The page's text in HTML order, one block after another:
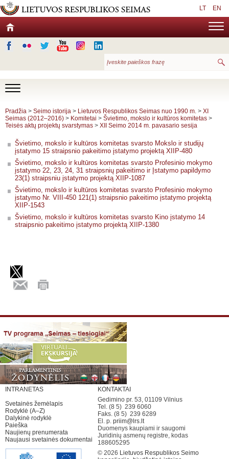
LT EN
Pradžia > Seimo istorija > Lietuvos Respublikos Seimas nuo 1990 m. > XI
Seimas (2012–2016) > Komitetai > Švietimo, mokslo ir kultūros komitetas >
Teisės aktų projektų svarstymas > XII Seimo 2014 m. pavasario sesija
Švietimo, mokslo ir kultūros komitetas svarsto Mokslo ir studijų
įstatymo 15 straipsnio pakeitimo įstatymo projektą XIIP-480
Švietimo, mokslo ir kultūros komitetas svarsto Profesinio mokymo
įstatymo 22, 23, 24, 31 straipsnių pakeitimo ir Įstatymo papildymo
23(1) straipsniu įstatymo projektą XIIP-1087
Švietimo, mokslo ir kultūros komitetas svarsto Profesinio mokymo
įstatymo Nr. VIII-450 121(1) straipsnio pakeitimo įstatymo projektą
XIIP-1543
Švietimo, mokslo ir kultūros komitetas svarsto Kino įstatymo 14
straipsnio pakeitimo įstatymo projektą XIIP-1380
INTRANETAS
Svetainės žemėlapis
Rodyklė (A–Z)
Dalykinė rodyklė
Paieška
Naujienų prenumerata
Naujausi svetainės dokumentai
KONTAKTAI
Gedimino pr. 53, 01109 Vilnius
Tel. (8 5) 239 6060
Faks. (8 5) 239 6289
El. p. priim@lrs.lt
Duomenys kaupiami ir saugomi
Juridinių asmenų registre, kodas
188605295
© 2026 Lietuvos Respublikos Seimo